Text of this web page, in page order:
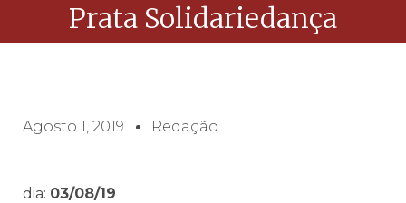
Prata Solidariedança
Agosto 1, 2019 Redação
dia: 03/08/19